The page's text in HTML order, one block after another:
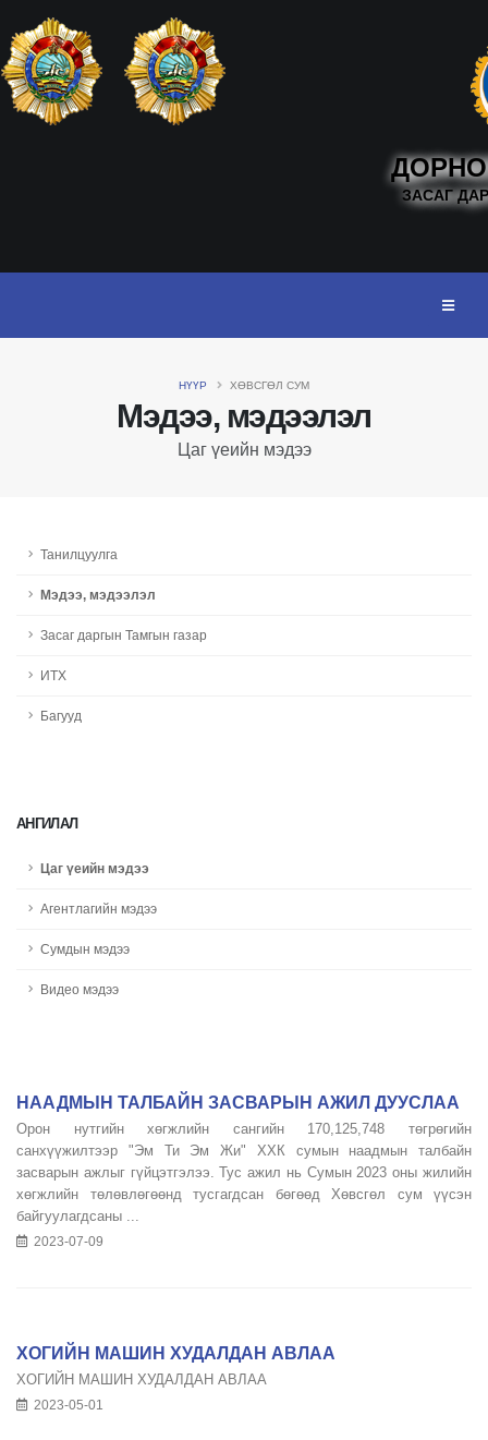
ЗАСАГ
Мэдээ, мэдээлэл
Цаг үеийн мэдээ
НҮҮР ХӨВСГӨЛ СУМ
Танилцуулга
Мэдээ, мэдээлэл
Засаг даргын Тамгын газар
ИТХ
Багууд
АНГИЛАЛ
Цаг үеийн мэдээ
Агентлагийн мэдээ
Сумдын мэдээ
Видео мэдээ
НААДМЫН ТАЛБАЙН ЗАСВАРЫН АЖИЛ ДУУСЛАА
Орон нутгийн хөгжлийн сангийн 170,125,748 төгрөгийн
санхүүжилтээр "Эм Ти Эм Жи" ХХК сумын наадмын талбайн
засварын ажлыг гүйцэтгэлээ. Тус ажил нь Сумын 2023 оны жилийн
хөгжлийн төлөвлөгөөнд тусгагдсан бөгөөд Хөвсгөл сум үүсэн
байгуулагдсаны ...
2023-07-09
ХОГИЙН МАШИН ХУДАЛДАН АВЛАА
ХОГИЙН МАШИН ХУДАЛДАН АВЛАА
2023-05-01